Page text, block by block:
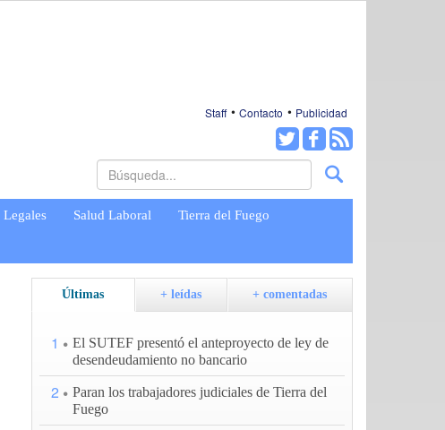
Staff Contacto Publicidad
Legales Salud Laboral Tierra del Fuego
Últimas + leídas + comentadas
1
El SUTEF presentó el anteproyecto de ley de
desendeudamiento no bancario
2
Paran los trabajadores judiciales de Tierra del
Fuego